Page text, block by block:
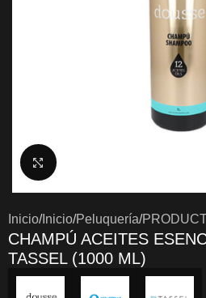
Clic para ampliar
Inicio Inicio Peluquería
CHAMPÚ ACEITES
TASSEL (1000 ML)